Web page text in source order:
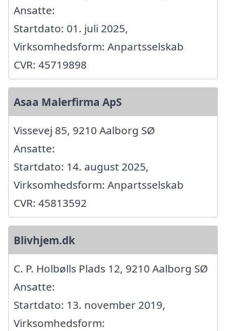
Ansatte:
Startdato: 01. juli 2025,
Virksomhedsform: Anpartsselskab
CVR: 45719898
Asaa Malerfirma ApS
Vissevej 85, 9210 Aalborg SØ
Ansatte:
Startdato: 14. august 2025,
Virksomhedsform: Anpartsselskab
CVR: 45813592
Blivhjem.dk
C. P. Holbølls Plads 12, 9210 Aalborg SØ
Ansatte:
Startdato: 13. november 2019,
Virksomhedsform: